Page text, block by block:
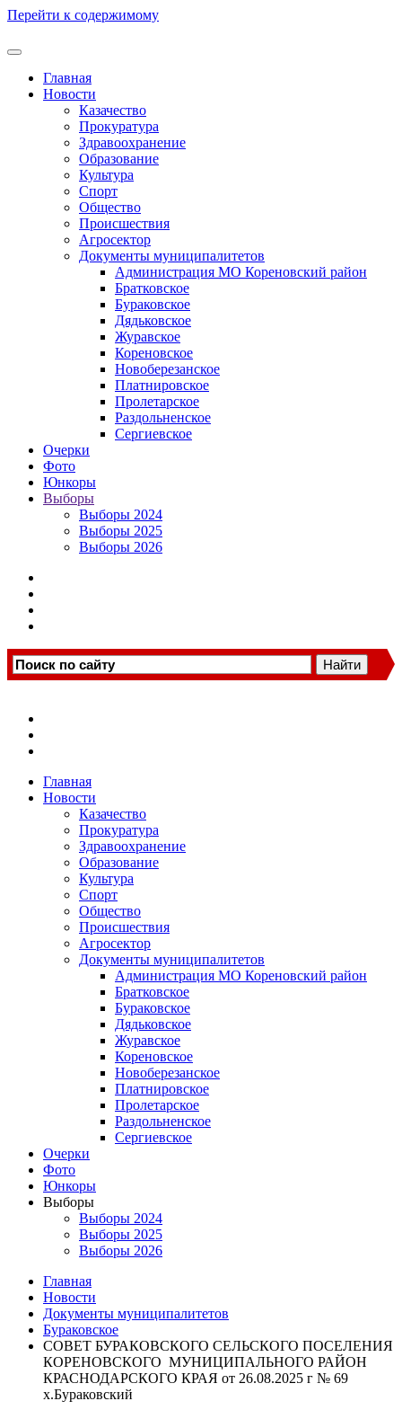
Перейти к содержимому
Главная
Новости
Казачество
Прокуратура
Здравоохранение
Образование
Культура
Спорт
Общество
Происшествия
Агросектор
Документы муниципалитетов
Администрация МО Кореновский район
Братковское
Бураковское
Дядьковское
Журавское
Кореновское
Новоберезанское
Платнировское
Пролетарское
Раздольненское
Сергиевское
Очерки
Фото
Юнкоры
Выборы
Выборы 2024
Выборы 2025
Выборы 2026
Главная
Новости
Казачество
Прокуратура
Здравоохранение
Образование
Культура
Спорт
Общество
Происшествия
Агросектор
Документы муниципалитетов
Администрация МО Кореновский район
Братковское
Бураковское
Дядьковское
Журавское
Кореновское
Новоберезанское
Платнировское
Пролетарское
Раздольненское
Сергиевское
Очерки
Фото
Юнкоры
Выборы
Выборы 2024
Выборы 2025
Выборы 2026
Главная
Новости
Документы муниципалитетов
Бураковское
СОВЕТ БУРАКОВСКОГО СЕЛЬСКОГО ПОСЕЛЕНИЯ
КОРЕНОВСКОГО МУНИЦИПАЛЬНОГО РАЙОН
КРАСНОДАРСКОГО КРАЯ от 26.08.2025 г № 69
х.Бураковский